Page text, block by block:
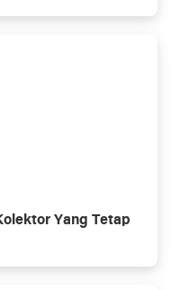
Yang Tetap